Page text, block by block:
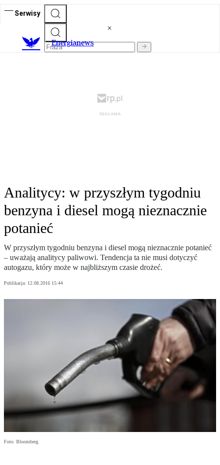
Serwisy
Energianews
Analitycy: w przyszłym tygodniu
benzyna i diesel mogą nieznacznie
potanieć
W przyszłym tygodniu benzyna i diesel mogą nieznacznie potanieć
– uważają analitycy paliwowi. Tendencja ta nie musi dotyczyć
autogazu, który może w najbliższym czasie drożeć.
Publikacja: 12.08.2016 15:44
Foto: Bloomberg